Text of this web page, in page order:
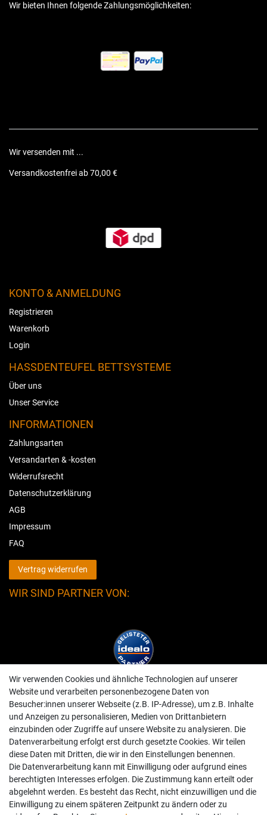
Wir bieten Ihnen folgende Zahlungsmöglichkeiten:
Wir versenden mit ...
Versandkostenfrei ab 70,00 €
KONTO & ANMELDUNG
Registrieren
Warenkorb
Login
HASSDENTEUFEL BETTSYSTEME
Über uns
Unser Service
INFORMATIONEN
Zahlungsarten
Versandarten & -kosten
Widerrufsrecht
Datenschutzerklärung
AGB
Impressum
FAQ
Vertrag widerrufen
WIR SIND PARTNER VON:
Wir verwenden Cookies und ähnliche Technologien auf unserer
Website und verarbeiten personenbezogene Daten von
Besucher:innen unserer Webseite (z.B. IP-Adresse), um z.B. Inhalte
und Anzeigen zu personalisieren, Medien von Drittanbietern
einzubinden oder Zugriffe auf unsere Website zu analysieren. Die
Datenverarbeitung erfolgt erst durch gesetzte Cookies. Wir teilen
diese Daten mit Dritten, die wir in den Einstellungen benennen.
Die Datenverarbeitung kann mit Einwilligung oder aufgrund eines
berechtigten Interesses erfolgen. Die Zustimmung kann erteilt oder
abgelehnt werden. Es besteht das Recht, nicht einzuwilligen und die
Einwilligung zu einem späteren Zeitpunkt zu ändern oder zu